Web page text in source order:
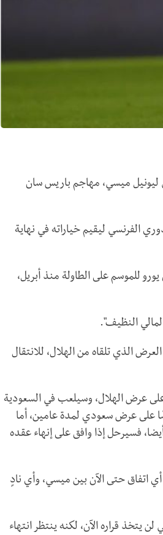
ليونيل ميسي، مهاجم باريس سان
الفرنسي ليقيم خياراته في نهاية
يعمل في شبكة "سكاي": "عرض الهلال 400 مليون يورو للموسم على الطاولة منذ أبريل،
النظيف".
الذي تلقاه من الهلال، للانتقال
على عرض الهلال، وسيلعب في السعودية
على عرض سعودي لمدة عامين، أما
فسيرحل إذا وافق على إنهاء عقده
اتفاق حتى الآن بين ميسي، وأي نادٍ
يتخذ قراره الآن، لكنه ينتظر انتهاء